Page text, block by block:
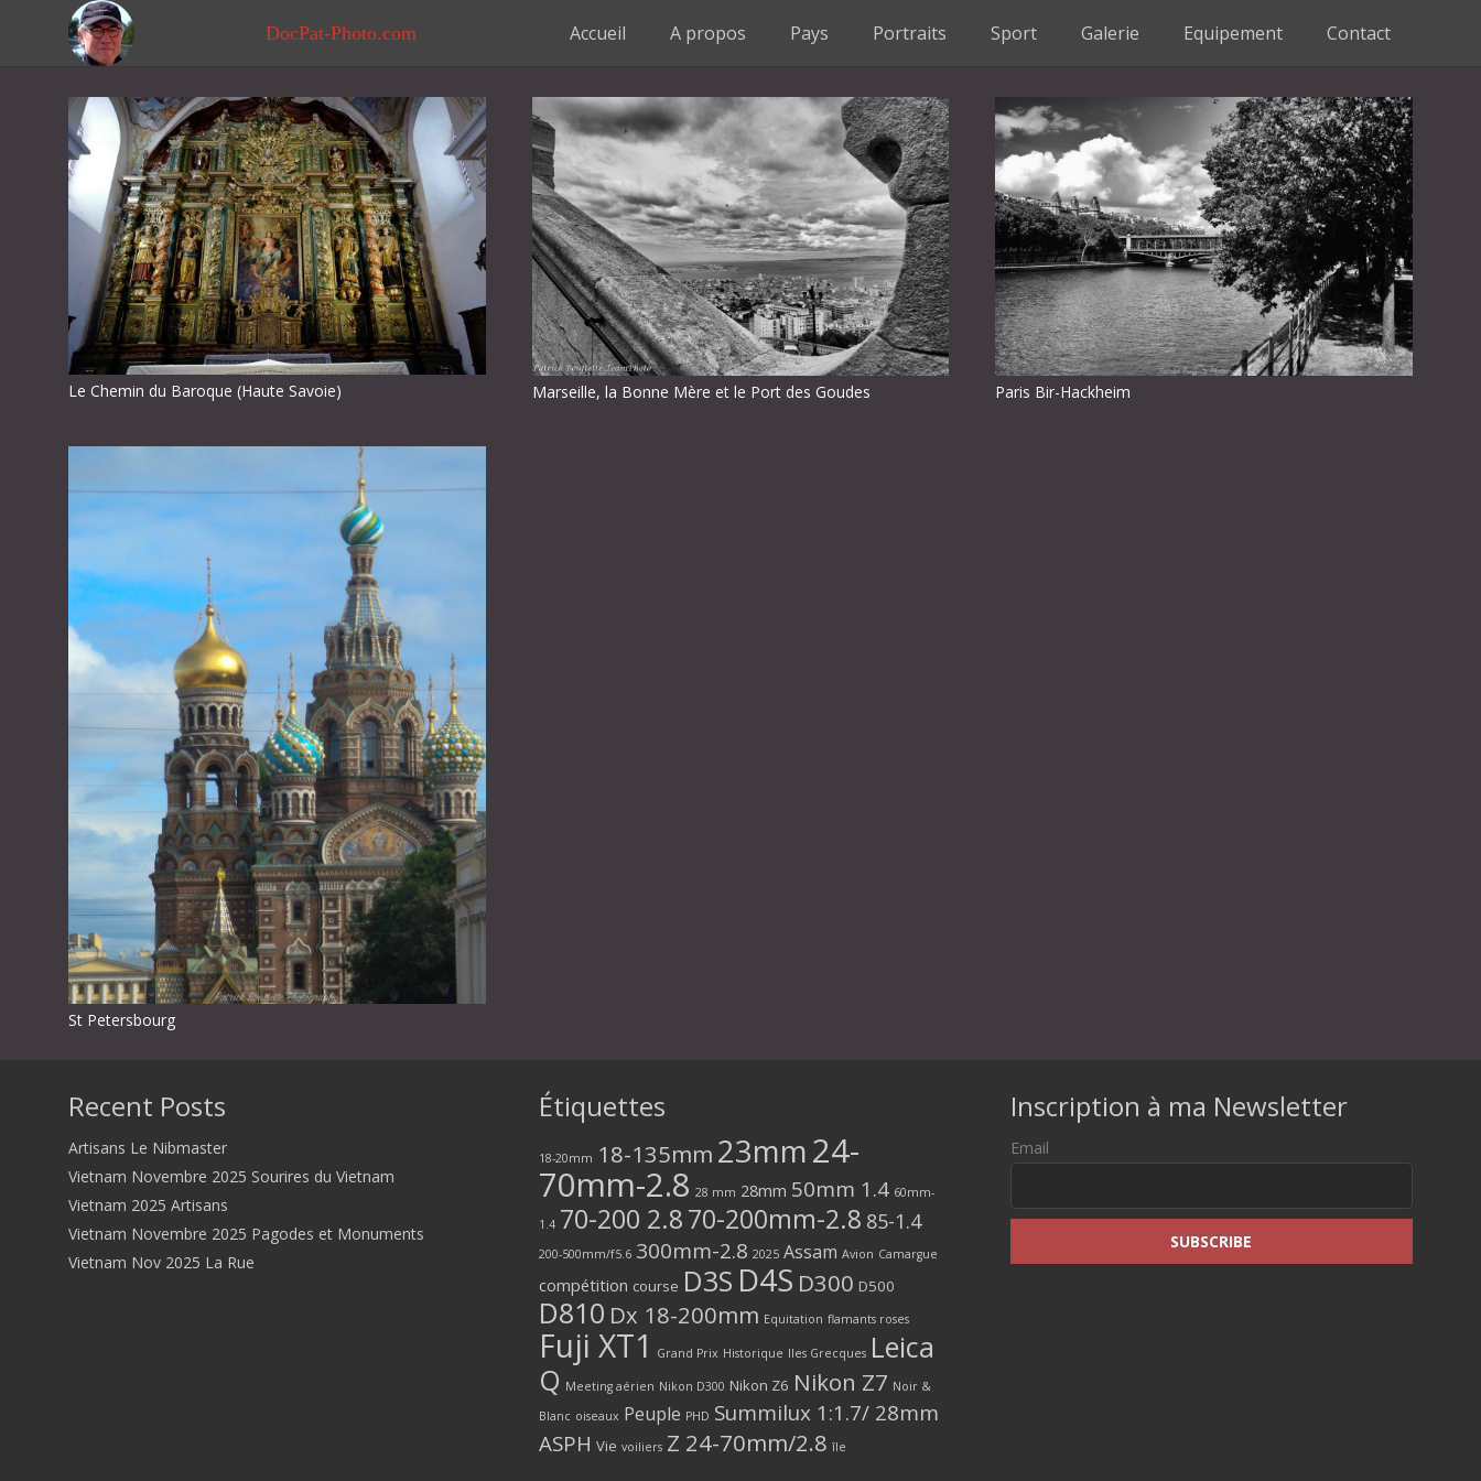
DocPat-Photo.com Accueil A propos Pays Portraits Sport Galerie Equipement Contact
Le Chemin du Baroque (Haute Savoie) Marseille, la Bonne Mère et le Port des Goudes Paris Bir-Hackheim
St Petersbourg
Recent Posts
Artisans Le Nibmaster
Vietnam Novembre 2025 Sourires du Vietnam
Vietnam 2025 Artisans
Vietnam Novembre 2025 Pagodes et Monuments
Vietnam Nov 2025 La Rue
Étiquettes
18-20mm 18-135mm 23mm24-
70mm-2.8 28 mm 28mm 50mm 1.4 60mm-
1.4 70-200 2.870-200mm-2.8 85-1.4
200-500mm/f5.6 300mm-2.8 2025 Assam Avion Camargue
compétition course D3S D4S D300 D500
D810 Dx 18-200mm Equitation flamants roses
Fuji XT1 Grand Prix Historique Iles Grecques Leica
Q Meeting aérien Nikon D300 Nikon Z6 Nikon Z7 Noir &
Blanc oiseaux Peuple PHD Summilux 1:1.7/ 28mm
ASPH Vie voiliers Z 24-70mm/2.8 île
Inscription à ma Newsletter
Email